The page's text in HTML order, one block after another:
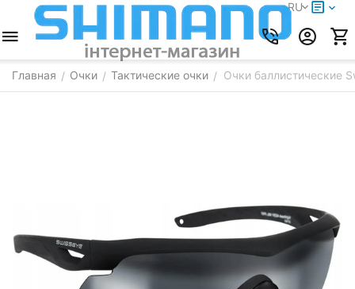
RU
Главная / Очки / Тактические очки / Очки баллистические